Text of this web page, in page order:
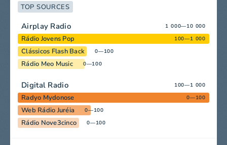
TOP SOURCES
Airplay Radio 1 000—10 000
Rádio Jovens Pop 100—1 000
Clássicos Flash Back 0—100
Rádio Meo Music 0—100
Digital Radio 100—1 000
Radyo Mydonose 0—100
Web Rádio Juréia 0—100
Rádio Nove3cinco 0—100